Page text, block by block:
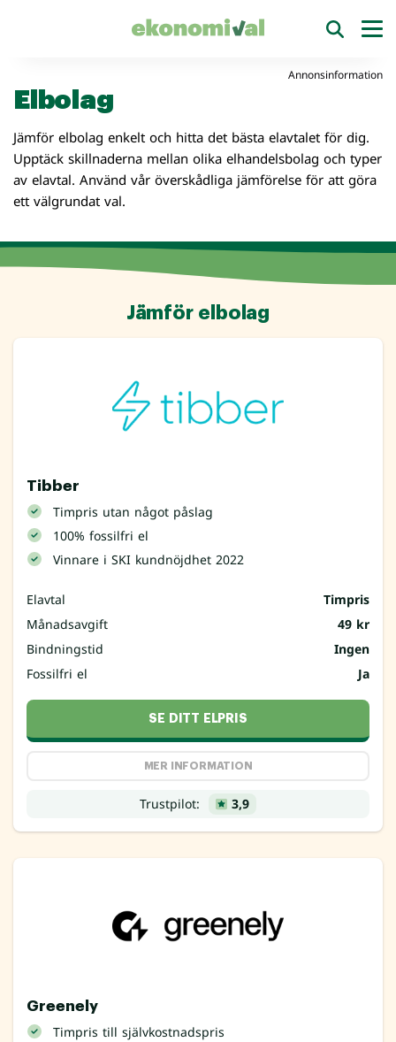
Annonsinformation
Elbolag
Jämför elbolag enkelt och hitta det bästa elavtalet för dig.
Upptäck skillnaderna mellan olika elhandelsbolag och typer
av elavtal. Använd vår överskådliga jämförelse för att göra
ett välgrundat val.
Jämför elbolag
Tibber
Timpris utan något påslag
100% fossilfri el
Vinnare i SKI kundnöjdhet 2022
Elavtal
Timpris
Månadsavgift
49 kr
Bindningstid
Ingen
Fossilfri el
Ja
SE DITT ELPRIS
MER INFORMATION
Trustpilot: 3,9
Greenely
Timpris till självkostnadspris